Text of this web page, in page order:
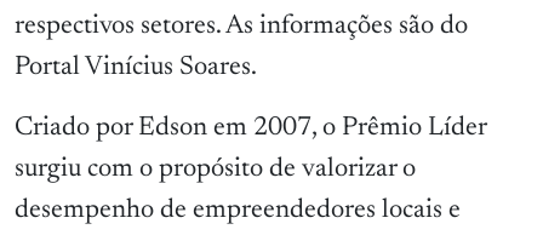
respectivos setores. As informações são do
Portal Vinícius Soares.
Criado por Edson em 2007, o Prêmio Líder
surgiu com o propósito de valorizar o
desempenho de empreendedores locais e